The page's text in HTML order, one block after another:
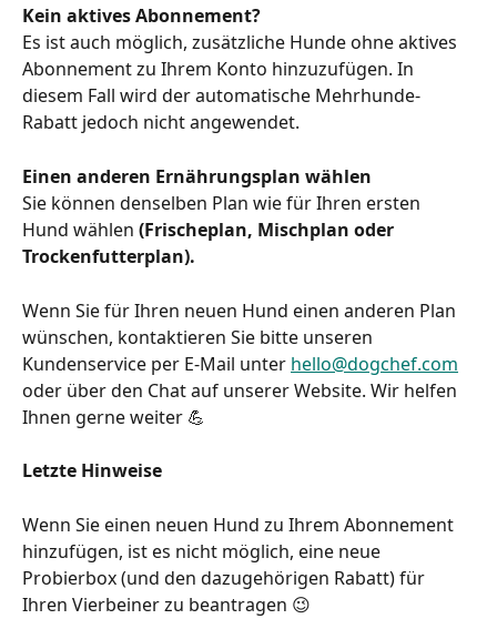
Kein aktives Abonnement?
Es ist auch möglich, zusätzliche Hunde ohne aktives
Abonnement zu Ihrem Konto hinzuzufügen. In
diesem Fall wird der automatische Mehrhunde-
Rabatt jedoch nicht angewendet.
Einen anderen Ernährungsplan wählen
Sie können denselben Plan wie für Ihren ersten
Hund wählen (Frischeplan, Mischplan oder
Trockenfutterplan).
Wenn Sie für Ihren neuen Hund einen anderen Plan
wünschen, kontaktieren Sie bitte unseren
Kundenservice per E-Mail unter hello@dogchef.com
oder über den Chat auf unserer Website. Wir helfen
Ihnen gerne weiter 💪
Letzte Hinweise
Wenn Sie einen neuen Hund zu Ihrem Abonnement
hinzufügen, ist es nicht möglich, eine neue
Probierbox (und den dazugehörigen Rabatt) für
Ihren Vierbeiner zu beantragen 😉